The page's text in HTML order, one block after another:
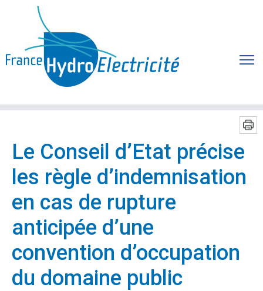
Le Conseil d’Etat précise
les règle d’indemnisation
en cas de rupture
anticipée d’une
convention d’occupation
du domaine public